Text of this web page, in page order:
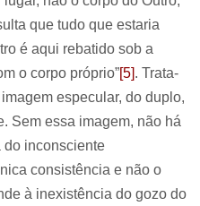
que tudo que estaria
é aqui rebatido sob a
o corpo próprio”[5]. Trata-
especular, do duplo,
Sem essa imagem, não há
do inconsciente
consistência e não o
à inexistência do gozo do